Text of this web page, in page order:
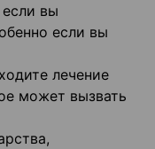
вы
если вы
лечение
может вызвать